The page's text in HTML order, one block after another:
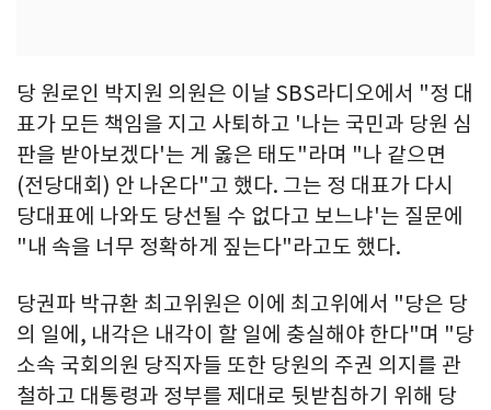
당 원로인 박지원 의원은 이날 SBS라디오에서 "정 대
표가 모든 책임을 지고 사퇴하고 '나는 국민과 당원 심
판을 받아보겠다'는 게 옳은 태도"라며 "나 같으면
(전당대회) 안 나온다"고 했다. 그는 정 대표가 다시
당대표에 나와도 당선될 수 없다고 보느냐'는 질문에
"내 속을 너무 정확하게 짚는다"라고도 했다.
당권파 박규환 최고위원은 이에 최고위에서 "당은 당
의 일에, 내각은 내각이 할 일에 충실해야 한다"며 "당
소속 국회의원 당직자들 또한 당원의 주권 의지를 관
철하고 대통령과 정부를 제대로 뒷받침하기 위해 당